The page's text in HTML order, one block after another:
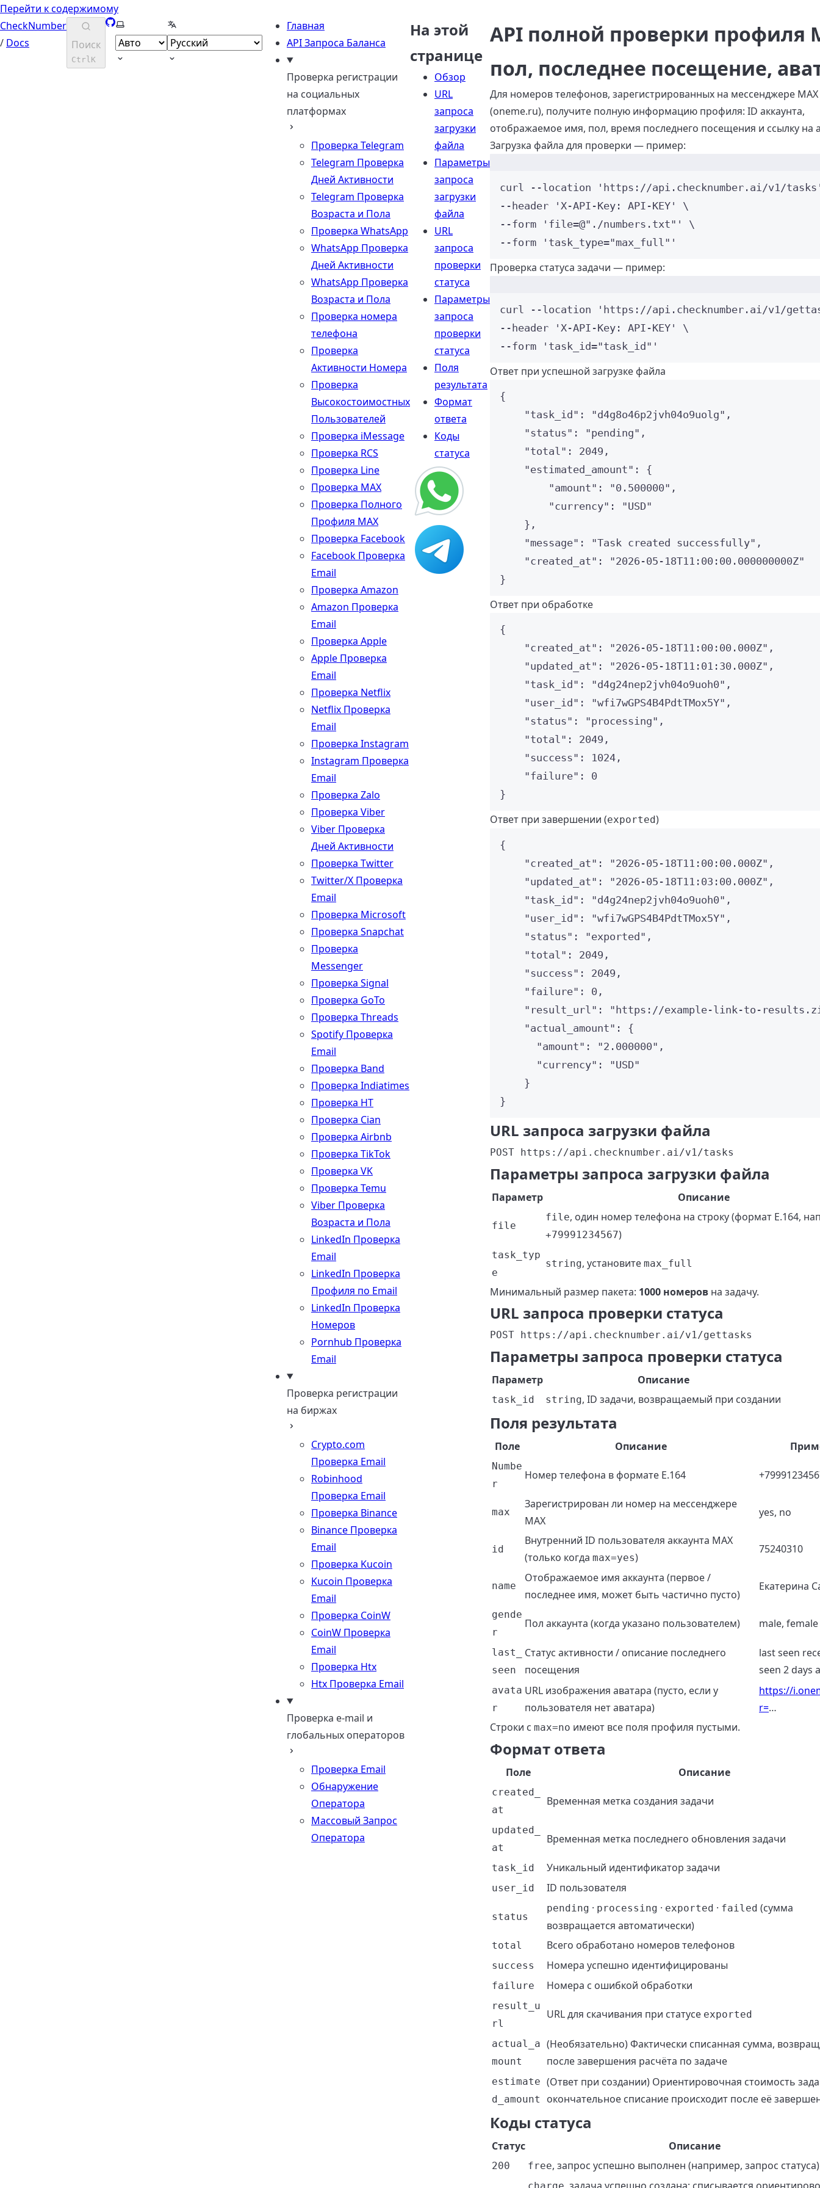
Перейти к содержимому
CheckNumber
/ Docs Поиск
CtrlK
GitHub
Выберите темуВыберите язык
Главная
API Запроса Баланса
Проверка регистрации
на социальных
платформах
Проверка Telegram
Telegram Проверка
Дней Активности
Telegram Проверка
Возраста и Пола
Проверка WhatsApp
WhatsApp Проверка
Дней Активности
WhatsApp Проверка
Возраста и Пола
Проверка номера
телефона
Проверка
Активности Номера
Проверка
Высокостоимостных
Пользователей
Проверка iMessage
Проверка RCS
Проверка Line
Проверка MAX
Проверка Полного
Профиля MAX
Проверка Facebook
Facebook Проверка
Email
Проверка Amazon
Amazon Проверка
Email
Проверка Apple
Apple Проверка
Email
Проверка Netflix
Netflix Проверка
Email
Проверка Instagram
Instagram Проверка
Email
Проверка Zalo
Проверка Viber
Viber Проверка
Дней Активности
Проверка Twitter
Twitter/X Проверка
Email
Проверка Microsoft
Проверка Snapchat
Проверка
Messenger
Проверка Signal
Проверка GoTo
Проверка Threads
Spotify Проверка
Email
Проверка Band
Проверка Indiatimes
Проверка HT
Проверка Cian
Проверка Airbnb
Проверка TikTok
Проверка VK
Проверка Temu
Viber Проверка
Возраста и Пола
LinkedIn Проверка
Email
LinkedIn Проверка
Профиля по Email
LinkedIn Проверка
Номеров
Pornhub Проверка
Email
Проверка регистрации
на биржах
Crypto.com
Проверка Email
Robinhood
Проверка Email
Проверка Binance
Binance Проверка
Email
Проверка Kucoin
Kucoin Проверка
Email
Проверка CoinW
CoinW Проверка
Email
Проверка Htx
Htx Проверка Email
Проверка e-mail и
глобальных операторов
Проверка Email
Обнаружение
Оператора
Массовый Запрос
Оператора
На этой
странице
Обзор
URL
запроса
загрузки
файла
Параметры
запроса
загрузки
файла
URL
запроса
проверки
статуса
Параметры
запроса
проверки
статуса
Поля
результата
Формат
ответа
Коды
статуса
API полной проверки профиля
пол, последнее посещение,
Для номеров телефонов, зарегистрированных на мессенджере MAX
(oneme.ru), получите полную информацию профиля: ID аккаунта,
отображаемое имя, пол, время последнего посещения и ссылку на
Загрузка файла для проверки — пример:
curl --location ' https://api.checknumber.ai/v1/tasks
--header
' X-API-Key: API-KEY '
\
--form
' file=@"./numbers.txt" '
\
--form
' task_type="max_full" '
Проверка статуса задачи — пример:
curl --location ' https://api.checknumber.ai/v1/
--header
' X-API-Key: API-KEY '
\
--form
' task_id="task_id" '
Ответ при успешной загрузке файла
{
"task_id" : "d4g8o46p2jvh04o9uolg" ,
"status" : "pending" ,
"total" : 2049 ,
"estimated_amount" : {
"amount" : "0.500000" ,
"currency" : "USD"
},
"message" : "Task created successfully" ,
"created_at" : "2026-05-18T11:00:00.000000000Z"
}
Ответ при обработке
{
"created_at" : "2026-05-18T11:00:00.000Z" ,
"updated_at" : "2026-05-18T11:01:30.000Z" ,
"task_id" : "d4g24nep2jvh04o9uoh0" ,
"user_id" : "wfi7wGPS4B4PdtTMox5Y" ,
"status" : "processing" ,
"total" : 2049 ,
"success" : 1024 ,
"failure" : 0
}
Ответ при завершении (exported)
{
"created_at" : "2026-05-18T11:00:00.000Z" ,
"updated_at" : "2026-05-18T11:03:00.000Z" ,
"task_id" : "d4g24nep2jvh04o9uoh0" ,
"user_id" : "wfi7wGPS4B4PdtTMox5Y" ,
"status" : "exported " ,
"total" : 2049 ,
"success" : 2049 ,
"failure" : 0 ,
"result_url" : " https://example-link-to-
"actual_amount" : {
"amount" : "2.000000" ,
"currency" : "USD"
}
}
URL запроса загрузки файла
POST https://api.checknumber.ai/v1/tasks
Параметры запроса загрузки файла
Параметр Описание
file
file, один номер телефона на строку (формат E.164,
+79991234567)
task_typ
e
string, установите max_full
Минимальный размер пакета: 1000 номеров на задачу.
URL запроса проверки статуса
POST https://api.checknumber.ai/v1/gettasks
Параметры запроса проверки статуса
Параметр Описание
task_id string, ID задачи, возвращаемый при создании
Поля результата
Поле Описание
Numbe
r
Номер телефона в формате E.164
max
Зарегистрирован ли номер на мессенджере
MAX
yes, no
id
Внутренний ID пользователя аккаунта MAX
(только когда max=yes)
75240310
name
Отображаемое имя аккаунта (первое /
последнее имя, может быть частично пусто)
Екатерина
gende
r
Пол аккаунта (когда указано пользователем) male, female
last_
seen
Статус активности / описание последнего
посещения
last seen
seen 2 days
avata
r
URL изображения аватара (пусто, если у
пользователя нет аватара)
https://
r=…
Строки с max=no имеют все поля профиля пустыми.
Формат ответа
Поле Описание
created_
at
Временная метка создания задачи
updated_
at
Временная метка последнего обновления задачи
task_id Уникальный идентификатор задачи
user_id ID пользователя
status
pending · processing · exported · failed (сумма
возвращается автоматически)
total Всего обработано номеров телефонов
success Номера успешно идентифицированы
failure Номера с ошибкой обработки
result_u
rl
URL для скачивания при статусе exported
actual_a
mount
(Необязательно) Фактически списанная сумма,
после завершения расчёта по задаче
estimate
d_amount
(Ответ при создании) Ориентировочная стоимость
окончательное списание происходит после её
Коды статуса
Статус Описание
200 free, запрос успешно выполнен (например, запрос статуса)